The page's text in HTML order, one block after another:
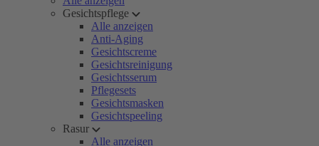
Gesichtspflege
Alle anzeigen
Anti-Aging
Gesichtscreme
Gesichtsreinigung
Gesichtsserum
Pflegesets
Gesichtsmasken
Gesichtspeeling
Rasur
Alle anzeigen